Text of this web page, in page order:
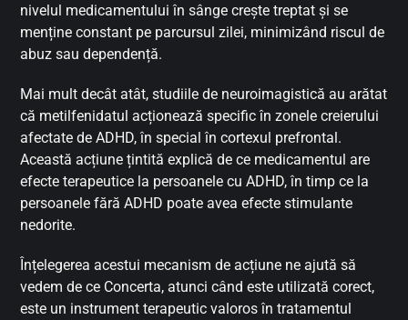
nivelul medicamentului în sânge crește treptat și se
menține constant pe parcursul zilei, minimizând riscul de
abuz sau dependență.
Mai mult decât atât, studiile de neuroimagistică au arătat
că metilfenidatul acționează specific în zonele creierului
afectate de ADHD, în special în cortexul prefrontal.
Această acțiune țintită explică de ce medicamentul are
efecte terapeutice la persoanele cu ADHD, în timp ce la
persoanele fără ADHD poate avea efecte stimulante
nedorite.
Înțelegerea acestui mecanism de acțiune ne ajută să
vedem de ce Concerta, atunci când este utilizată corect,
este un instrument terapeutic valoros în tratamentul